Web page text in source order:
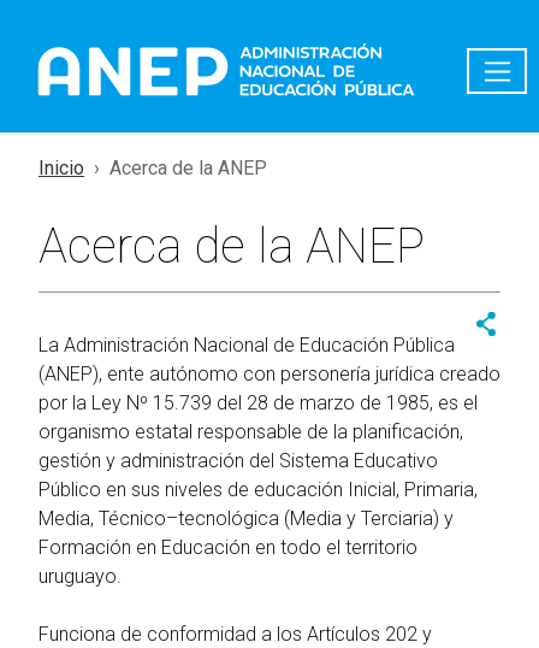
Inicio Acerca de la ANEP
Acerca de la ANEP
La Administración Nacional de Educación Pública
(ANEP), ente autónomo con personería jurídica creado
por la Ley Nº 15.739 del 28 de marzo de 1985, es el
organismo estatal responsable de la planificación,
gestión y administración del Sistema Educativo
Público en sus niveles de educación Inicial, Primaria,
Media, Técnico–tecnológica (Media y Terciaria) y
Formación en Educación en todo el territorio
uruguayo.
Funciona de conformidad a los Artículos 202 y